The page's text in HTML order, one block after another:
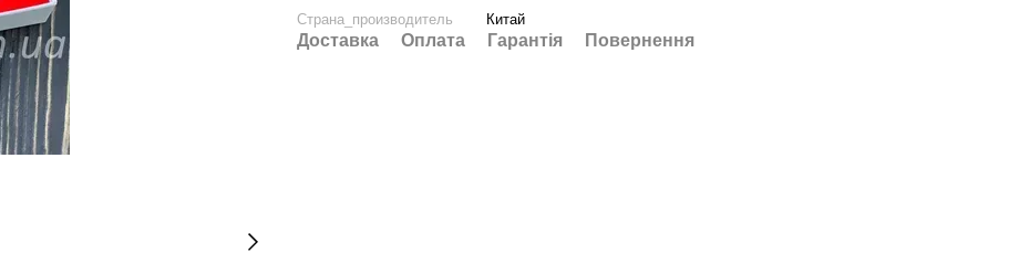
Страна_производитель Китай
Доставка Оплата Гарантія Повернення